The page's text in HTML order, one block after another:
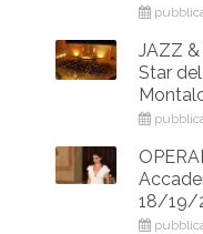
JAZZ
Star
18/19/